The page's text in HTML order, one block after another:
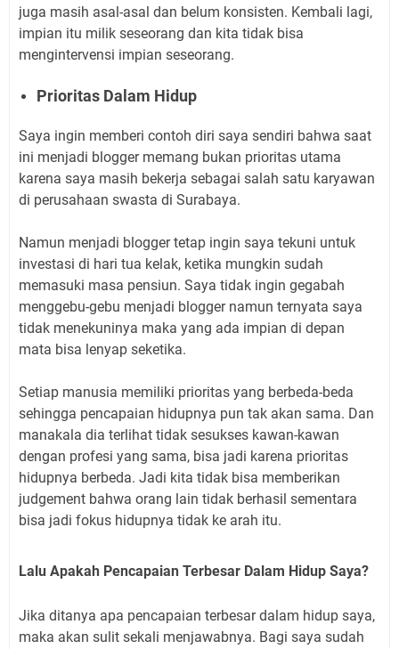
juga masih asal-asal dan belum konsisten. Kembali lagi,
impian itu milik seseorang dan kita tidak bisa
mengintervensi impian seseorang.
Prioritas Dalam Hidup
Saya ingin memberi contoh diri saya sendiri bahwa saat
ini menjadi blogger memang bukan prioritas utama
karena saya masih bekerja sebagai salah satu karyawan
di perusahaan swasta di Surabaya.
Namun menjadi blogger tetap ingin saya tekuni untuk
investasi di hari tua kelak, ketika mungkin sudah
memasuki masa pensiun. Saya tidak ingin gegabah
menggebu-gebu menjadi blogger namun ternyata saya
tidak menekuninya maka yang ada impian di depan
mata bisa lenyap seketika.
Setiap manusia memiliki prioritas yang berbeda-beda
sehingga pencapaian hidupnya pun tak akan sama. Dan
manakala dia terlihat tidak sesukses kawan-kawan
dengan profesi yang sama, bisa jadi karena prioritas
hidupnya berbeda. Jadi kita tidak bisa memberikan
judgement bahwa orang lain tidak berhasil sementara
bisa jadi fokus hidupnya tidak ke arah itu.
Lalu Apakah Pencapaian Terbesar Dalam Hidup Saya?
Jika ditanya apa pencapaian terbesar dalam hidup saya,
maka akan sulit sekali menjawabnya. Bagi saya sudah